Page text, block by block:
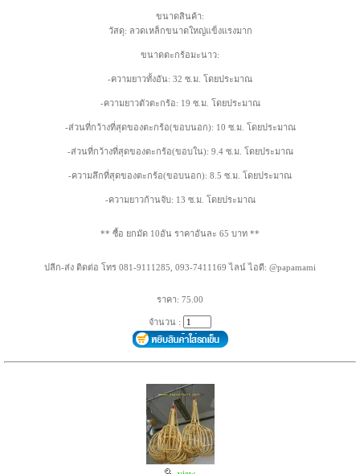
ขนาดสินค้า:
วัสดุ: ลวดเหล็กขนาดใหญ่แข็งแรงมาก
ขนาดตะกร้อมะนาว:
-ความยาวทั้งอัน: 32 ซ.ม. โดยประมาณ
-ความยาวตัวตะกร้อ: 19 ซ.ม. โดยประมาณ
-ส่วนที่กว้างที่สุดของตะกร้อ(ขอบนอก): 10 ซ.ม. โดยประมาณ
-ส่วนที่กว้างที่สุดของตะกร้อ(ขอบใน): 9.4 ซ.ม. โดยประมาณ
-ความลึกที่สุดของตะกร้อ(ขอบนอก): 8.5 ซ.ม. โดยประมาณ
-ความยาวก้านจับ: 13 ซ.ม. โดยประมาณ
** ซื้อ ยกมัด 10อัน ราคาอันละ 65 บาท **
ปลีก-ส่ง ติดต่อ โทร 081-9111285, 093-7411169 ไลน์ ไอดี: @papamami
ราคา: 75.00
จำนวน :